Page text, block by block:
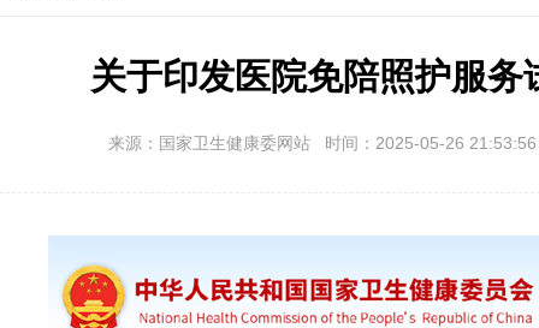
关于印发医院免陪照护服
来源：国家卫生健康委网站 时间：2025-05-26